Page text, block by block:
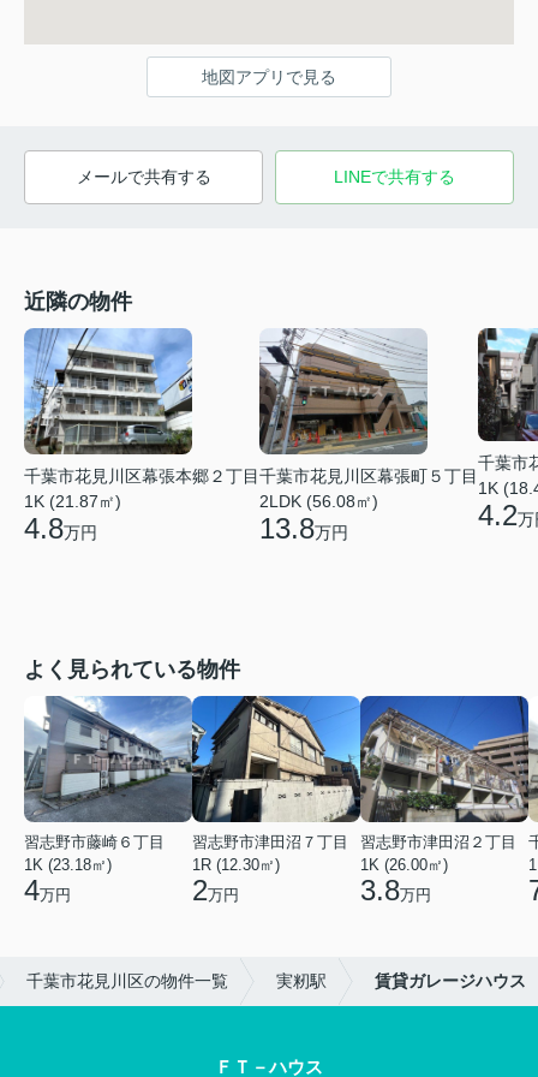
地図アプリで見る
メールで共有する LINEで共有する
近隣の物件
千葉市花見川区幕張本郷２丁目
1K (21.87㎡)
4.8万円
千葉市花見川区幕張町５丁目
2LDK (56.08㎡)
13.8万円
千葉市
1K
4.2万
よく見られている物件
習志野市藤崎６丁目
1K (23.18㎡)
4万円
習志野市津田沼７丁目
1R (12.30㎡)
2万円
習志野市津田沼２丁目
1K (26.00㎡)
3.8万円
千葉市花見川区の物件一覧 実籾駅 賃貸ガレージハウス
ＦＴ－ハウス